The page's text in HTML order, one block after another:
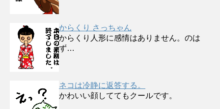
からくり さっちゃん
からくり人形に感情はありません。のは
ず…
ネコは冷静に返答する。
かわいい顔しててもクールです。